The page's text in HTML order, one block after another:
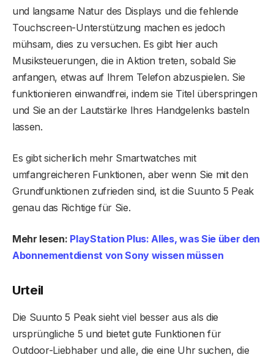
und langsame Natur des Displays und die fehlende
Touchscreen-Unterstützung machen es jedoch
mühsam, dies zu versuchen. Es gibt hier auch
Musiksteuerungen, die in Aktion treten, sobald Sie
anfangen, etwas auf Ihrem Telefon abzuspielen. Sie
funktionieren einwandfrei, indem sie Titel überspringen
und Sie an der Lautstärke Ihres Handgelenks basteln
lassen.
Es gibt sicherlich mehr Smartwatches mit
umfangreicheren Funktionen, aber wenn Sie mit den
Grundfunktionen zufrieden sind, ist die Suunto 5 Peak
genau das Richtige für Sie.
Mehr lesen: PlayStation Plus: Alles, was Sie über den
Abonnementdienst von Sony wissen müssen
Urteil
Die Suunto 5 Peak sieht viel besser aus als die
ursprüngliche 5 und bietet gute Funktionen für
Outdoor-Liebhaber und alle, die eine Uhr suchen, die